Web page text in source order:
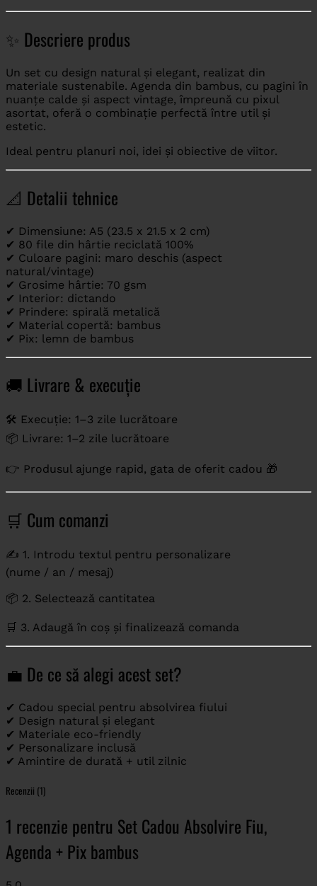
✨ Descriere produs
Un set cu design natural și elegant, realizat din
materiale sustenabile. Agenda din bambus, cu pagini în
nuanțe calde și aspect vintage, împreună cu pixul
asortat, oferă o combinație perfectă între util și
estetic.
Ideal pentru planuri noi, idei și obiective de viitor.
📐 Detalii tehnice
✔ Dimensiune: A5 (23.5 x 21.5 x 2 cm)
✔ 80 file din hârtie reciclată 100%
✔ Culoare pagini: maro deschis (aspect
natural/vintage)
✔ Grosime hârtie: 70 gsm
✔ Interior: dictando
✔ Prindere: spirală metalică
✔ Material copertă: bambus
✔ Pix: lemn de bambus
🚚 Livrare & execuție
🛠️ Execuție: 1–3 zile lucrătoare
📦 Livrare: 1–2 zile lucrătoare
👉 Produsul ajunge rapid, gata de oferit cadou 🎁
🛒 Cum comanzi
✍️ 1. Introdu textul pentru personalizare
(nume / an / mesaj)
📦 2. Selectează cantitatea
🛒 3. Adaugă în coș și finalizează comanda
💼 De ce să alegi acest set?
✔ Cadou special pentru absolvirea fiului
✔ Design natural și elegant
✔ Materiale eco-friendly
✔ Personalizare inclusă
✔ Amintire de durată + util zilnic
Recenzii (1)
1 recenzie pentru Set Cadou Absolvire Fiu,
Agenda + Pix bambus